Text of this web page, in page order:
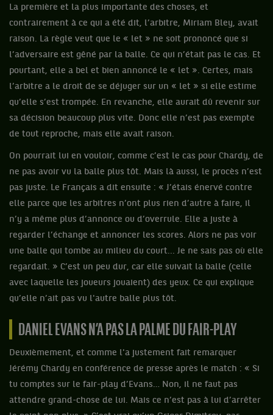
La première et la plus importante des choses, et
contrairement à ce qui a été dit, l’arbitre, Miriam Bley, avait
raison. La règle veut que le « let » ne soit prononcé que si
l’adversaire est gêné par la balle. Ce qui n’était pas le cas. Et
pourtant, elle a bel et bien annoncé le « let ». Certes, mais
l’arbitre a le droit de se déjuger sur un « let » si elle estime
qu’elle s’est trompée. En revanche, elle aurait dû revenir sur
sa décision beaucoup plus vite. Donc elle n’est pas exempte
de tout reproche, mais elle avait raison.
On pourrait lui en vouloir, comme c’est le cas pour Chardy, de
ne pas avoir vu la balle plus tôt. Mais là aussi, le procès n’est
pas juste. Le Français a dit ensuite : « J’étais énervé contre
elle parce que les arbitres n’ont plus rien d’autre à faire, il
n’y a même plus d’annonce ou d’overrule. Elle a juste à
regarder l’échange et annoncer les scores. Alors ne pas voir
une balle qui tombe au milieu du court... Je ne sais pas où elle
regardait. » C’est un peu dur, car elle suivait la balle (celle
avec laquelle les joueurs jouaient) des yeux. Ce qui explique
qu’elle n’ait pas vu l'autre balle plus tôt.
DANIEL EVANS N’A PAS LA PALME DU FAIR-PLAY
Deuxièmement, et comme l'a justement fait remarquer
Jérémy Chardy en conférence de presse après le match : « Si
tu comptes sur le fair-play d’Evans… Non, il ne faut pas
attendre grand-chose de lui. Mais ce n’est pas à lui d’arrêter